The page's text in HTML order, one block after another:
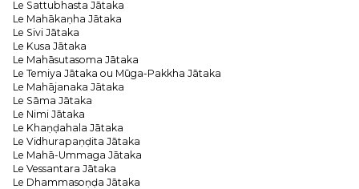
Le Sattubhasta Jātaka
Le Mahākaṇha Jātaka
Le Sivi Jātaka
Le Kusa Jātaka
Le Mahāsutasoma Jātaka
Le Temiya Jātaka ou Mūga-Pakkha Jātaka
Le Mahājanaka Jātaka
Le Sāma Jātaka
Le Nimi Jātaka
Le Khaṇḍahala Jātaka
Le Vidhurapaṇḍita Jātaka
Le Mahā-Ummaga Jātaka
Le Vessantara Jātaka
Le Dhammasoṇḍa Jātaka